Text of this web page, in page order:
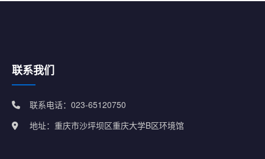
联系我们
联系电话：023-65120750
地址：重庆市沙坪坝区重庆大学B区环境馆